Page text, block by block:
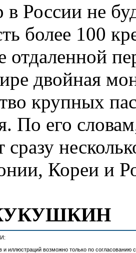
России не
более 100
отдаленной
двойная
крупных
По его
Кореи и
иллюстраций возможно только по согласованию